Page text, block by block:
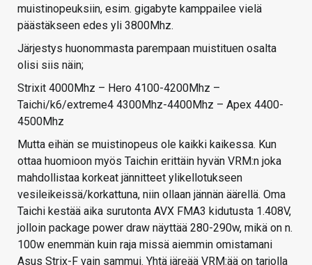
muistinopeuksiin, esim. gigabyte kamppailee vielä
päästäkseen edes yli 3800Mhz.
Järjestys huonommasta parempaan muistituen osalta
olisi siis näin;
Strixit 4000Mhz – Hero 4100-4200Mhz –
Taichi/k6/extreme4 4300Mhz-4400Mhz – Apex 4400-
4500Mhz
Mutta eihän se muistinopeus ole kaikki kaikessa. Kun
ottaa huomioon myös Taichin erittäin hyvän VRM:n joka
mahdollistaa korkeat jännitteet ylikellotukseen
vesileikeissä/korkattuna, niin ollaan jännän äärellä. Oma
Taichi kestää aika surutonta AVX FMA3 kidutusta 1.408V,
jolloin package power draw näyttää 280-290w, mikä on n.
100w enemmän kuin raja missä aiemmin omistamani
Asus Strix-F vain sammui. Yhtä järeää VRM:ää on tarjolla